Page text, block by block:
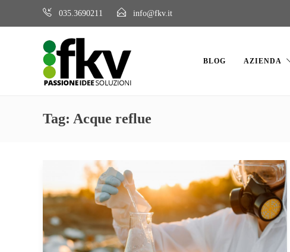
035.3690211 info@fkv.it
BLOG AZIENDA
Tag: Acque reflue